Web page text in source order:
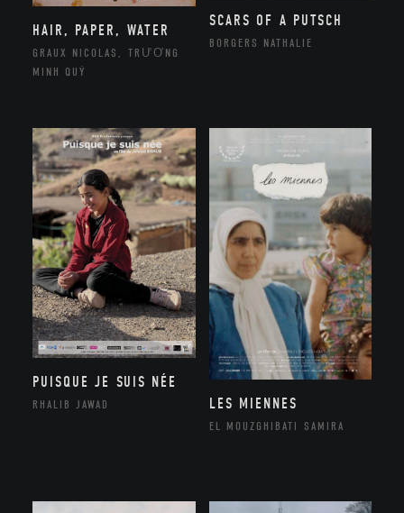
HAIR, PAPER, WATER
GRAUX NICOLAS, TRƯƠNG
MINH QUÝ
SCARS OF A PUTSCH
BORGERS NATHALIE
PUISQUE JE SUIS NÉE
RHALIB JAWAD LES MIENNES
EL MOUZGHIBATI SAMIRA